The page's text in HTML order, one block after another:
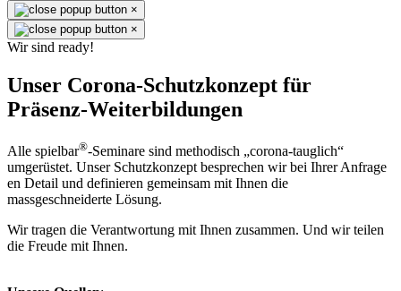
×
×
Wir sind ready!
Unser Corona-Schutzkonzept für
Präsenz-Weiterbildungen
Alle spielbar®-Seminare sind methodisch „corona-tauglich“
umgerüstet. Unser Schutzkonzept besprechen wir bei Ihrer Anfrage
en Detail und definieren gemeinsam mit Ihnen die
massgeschneiderte Lösung.
Wir tragen die Verantwortung mit Ihnen zusammen. Und wir teilen
die Freude mit Ihnen.